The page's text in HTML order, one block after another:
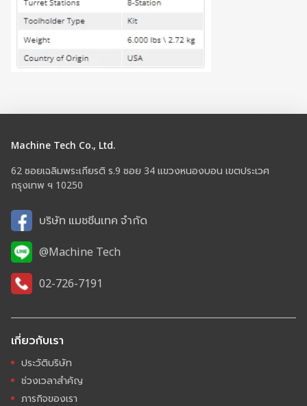
Machine Tech Co., Ltd.
62 ซอยเฉลิมพระเกียรติ ร.9 ซอย 34 แขวงหนองบอน เขตประเวศ
กรุงเทพ ฯ 10250
บริษัท แมชชีนเทค จำกัด
@Machine Tech
02-726-7191
เกี่ยวกับเรา
ประวัติบริษัท
ช่วงเวลาสำคัญ
ภารกิจของเรา